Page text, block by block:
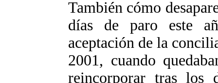
También cómo
días de paro este
aceptación de la
2001, cuando
reincorporar tras los